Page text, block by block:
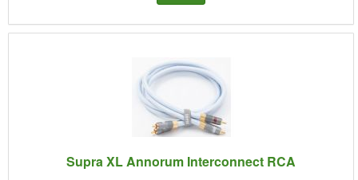
Supra XL Annorum Interconnect RCA